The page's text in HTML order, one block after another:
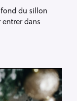
du sillon
dans